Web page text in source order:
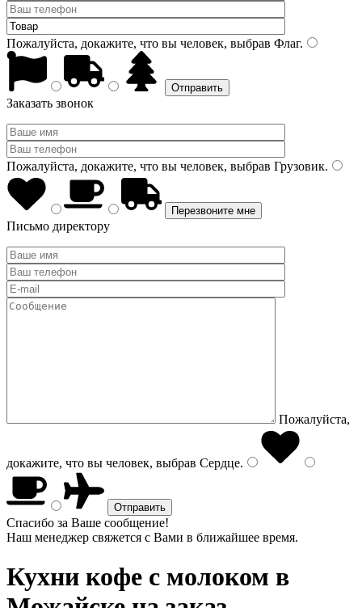
Пожалуйста, докажите, что вы человек, выбрав Флаг.
Заказать звонок
Пожалуйста, докажите, что вы человек, выбрав Грузовик.
Письмо директору
Пожалуйста,
докажите, что вы человек, выбрав Сердце.
Спасибо за Ваше сообщение!
Наш менеджер свяжется с Вами в ближайшее время.
Кухни кофе с молоком в